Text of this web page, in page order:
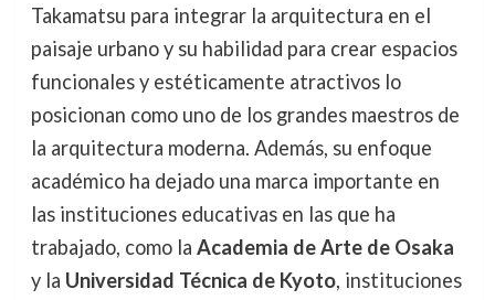
Takamatsu para integrar la arquitectura en el
paisaje urbano y su habilidad para crear espacios
funcionales y estéticamente atractivos lo
posicionan como uno de los grandes maestros de
la arquitectura moderna. Además, su enfoque
académico ha dejado una marca importante en
las instituciones educativas en las que ha
trabajado, como la Academia de Arte de Osaka
y la Universidad Técnica de Kyoto, instituciones